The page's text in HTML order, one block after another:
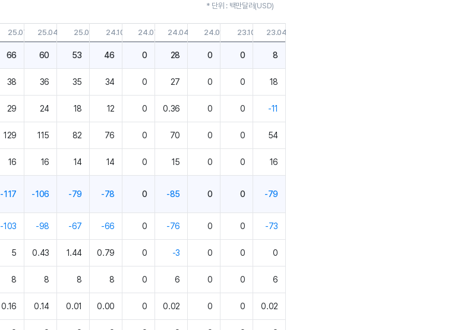
* 단위 : 백만달러(USD)
25.07.31 25.04.30 25.01.31 24.10.31 24.07.31 24.04.30 24.01.31 23.10.31 23.04.30
66 60 53 46 0 28 0 0 8
38 36 35 34 0 27 0 0 18
29 24 18 12 0 0.36 0 0 -11
129 115 82 76 0 70 0 0 54
16 16 14 14 0 15 0 0 16
-117 -106 -79 -78 0 -85 0 0 -79
-103 -98 -67 -66 0 -76 0 0 -73
5 0.43 1.44 0.79 0 -3 0 0 0
8 8 8 8 0 6 0 0 6
0.16 0.14 0.01 0.00 0 0.02 0 0 0.02